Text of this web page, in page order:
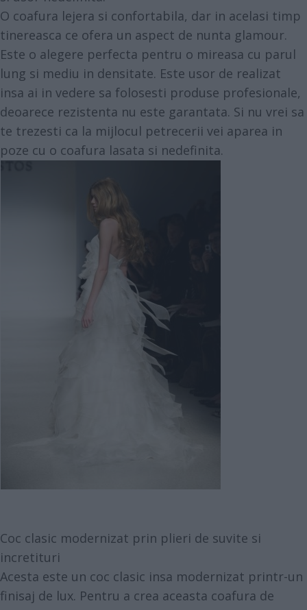
O coafura lejera si confortabila, dar in acelasi timp
tinereasca ce ofera un aspect de nunta glamour.
Este o alegere perfecta pentru o mireasa cu parul
lung si mediu in densitate. Este usor de realizat
insa ai in vedere sa folosesti produse profesionale,
deoarece rezistenta nu este garantata. Si nu vrei sa
te trezesti ca la mijlocul petrecerii vei aparea in
poze cu o coafura lasata si nedefinita.
Coc clasic modernizat prin plieri de suvite si
incretituri
Acesta este un coc clasic insa modernizat printr-un
finisaj de lux. Pentru a crea aceasta coafura de